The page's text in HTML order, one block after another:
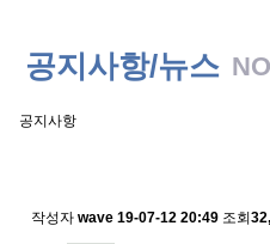
공지사항/뉴스
공지사항
작성자 wave 19-07-12 20:49 조회